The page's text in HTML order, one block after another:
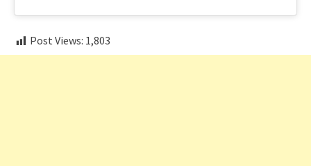
Post Views: 1,803